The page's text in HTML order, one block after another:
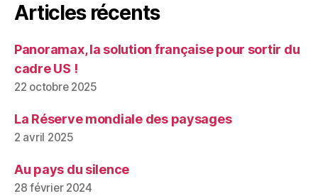
Articles récents
Panoramax, la solution française pour sortir du
cadre US !
22 octobre 2025
La Réserve mondiale des paysages
2 avril 2025
Au pays du silence
28 février 2024